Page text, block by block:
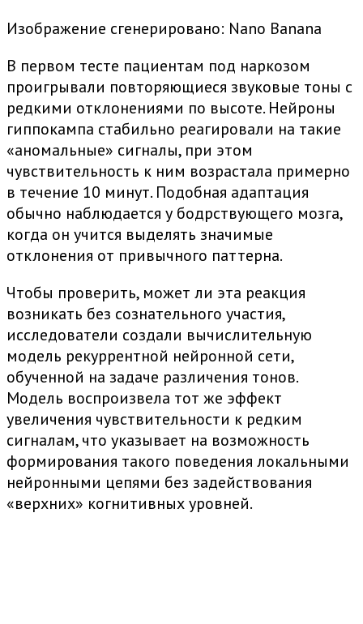
Изображение сгенерировано: Nano Banana
В первом тесте пациентам под наркозом
проигрывали повторяющиеся звуковые тоны с
редкими отклонениями по высоте. Нейроны
гиппокампа стабильно реагировали на такие
«аномальные» сигналы, при этом
чувствительность к ним возрастала примерно
в течение 10 минут. Подобная адаптация
обычно наблюдается у бодрствующего мозга,
когда он учится выделять значимые
отклонения от привычного паттерна.
Чтобы проверить, может ли эта реакция
возникать без сознательного участия,
исследователи создали вычислительную
модель рекуррентной нейронной сети,
обученной на задаче различения тонов.
Модель воспроизвела тот же эффект
увеличения чувствительности к редким
сигналам, что указывает на возможность
формирования такого поведения локальными
нейронными цепями без задействования
«верхних» когнитивных уровней.